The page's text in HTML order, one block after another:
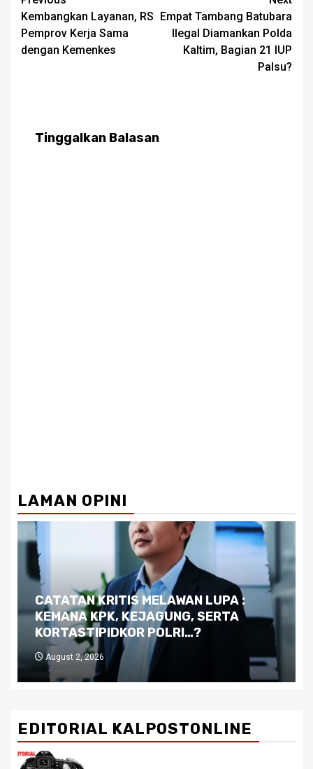
navigation
Kembangkan Layanan, RS
Pemprov Kerja Sama
dengan Kemenkes
Empat Tambang Batubara
Ilegal Diamankan Polda
Kaltim, Bagian 21 IUP
Palsu?
Tinggalkan Balasan
LAMAN OPINI
Dilema Kaltim di Tengah Krisis:
Kutukan Sumber Daya Alam dan
Pemimpin yang Tak Kreatif
July 29, 2026
EDITORIAL KALPOSTONLINE